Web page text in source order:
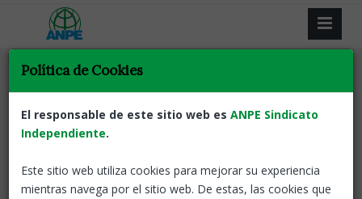
Abonament del 100% de
la paga extra del 2014 en la
20 Oct, 2021 ANPE-Catalunya
Política de Cookies
El responsable de este sitio web es ANPE Sindicato
Independiente.
Este sitio web utiliza cookies para mejorar su experiencia
mientras navega por el sitio web. De estas, las cookies que